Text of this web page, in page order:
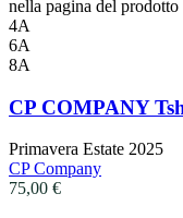
nella pagina del prodotto
4A
6A
8A
CP COMPANY
Primavera Estate 2025
CP Company
75,00 €